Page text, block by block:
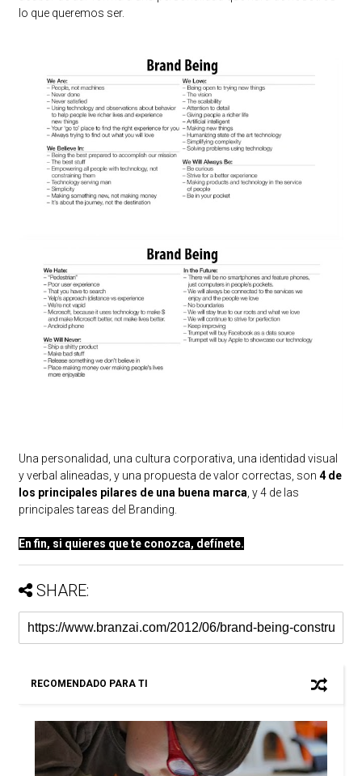
lo que queremos ser.
Una personalidad, una cultura corporativa, una identidad visual
y verbal alineadas, y una propuesta de valor correctas, son 4 de
los principales pilares de una buena marca, y 4 de las
principales tareas del Branding.
En fin, si quieres que te conozca, defínete.
SHARE:
RECOMENDADO PARA TI